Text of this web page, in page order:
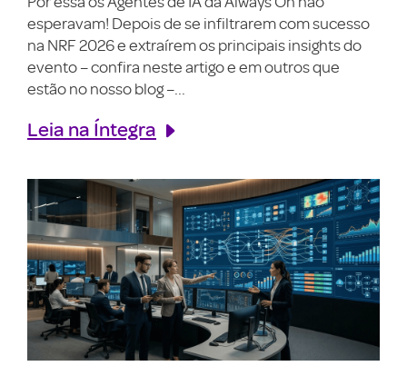
esperavam! Depois de se infiltrarem com sucesso
na NRF 2026 e extraírem os principais insights do
evento – confira neste artigo e em outros que
estão no nosso blog –...
Leia na Íntegra